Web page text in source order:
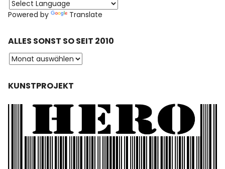
Powered by Translate
ALLES SONST SO SEIT 2010
KUNSTPROJEKT